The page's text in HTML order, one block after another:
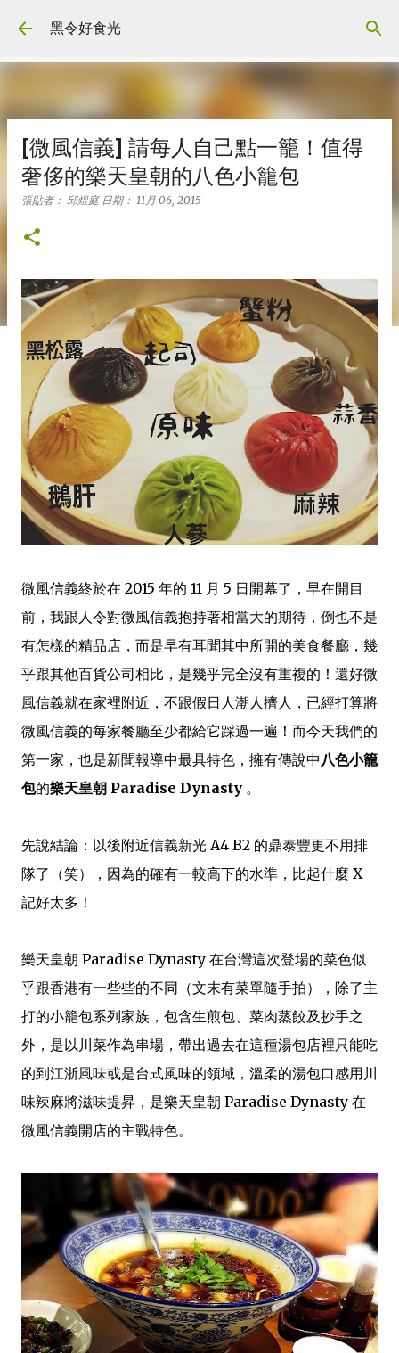
黑令好食光
[微風信義] 請每人自己點一籠！值得
奢侈的樂天皇朝的八色小籠包
張貼者： 邱煜庭 日期： 11月 06, 2015
微風信義終於在 2015 年的 11 月 5 日開幕了，早在開目
前，我跟人令對微風信義抱持著相當大的期待，倒也不是
有怎樣的精品店，而是早有耳聞其中所開的美食餐廳，幾
乎跟其他百貨公司相比，是幾乎完全沒有重複的！還好微
風信義就在家裡附近，不跟假日人潮人擠人，已經打算將
微風信義的每家餐廳至少都給它踩過一遍！而今天我們的
第一家，也是新聞報導中最具特色，擁有傳說中八色小籠
包的樂天皇朝 Paradise Dynasty 。
先說結論：以後附近信義新光 A4 B2 的鼎泰豐更不用排
隊了（笑），因為的確有一較高下的水準，比起什麼 X
記好太多！
樂天皇朝 Paradise Dynasty 在台灣這次登場的菜色似
乎跟香港有一些些的不同（文末有菜單隨手拍），除了主
打的小籠包系列家族，包含生煎包、菜肉蒸餃及抄手之
外，是以川菜作為串場，帶出過去在這種湯包店裡只能吃
的到江浙風味或是台式風味的領域，溫柔的湯包口感用川
味辣麻將滋味提昇，是樂天皇朝 Paradise Dynasty 在
微風信義開店的主戰特色。